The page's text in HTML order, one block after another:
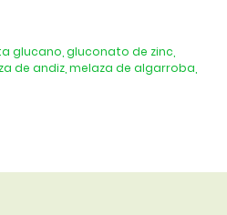
glucano, gluconato de zinc,
de andiz, melaza de algarroba,